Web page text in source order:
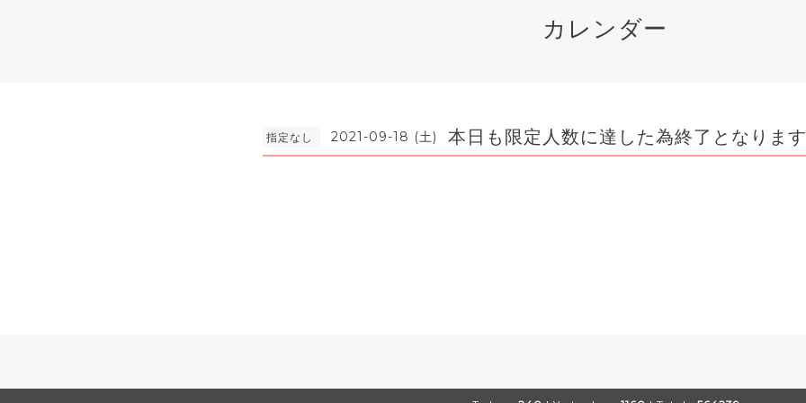
カレンダー
指定なし 2021-09-18 (土) 本日も限定人数に達した為終了となります